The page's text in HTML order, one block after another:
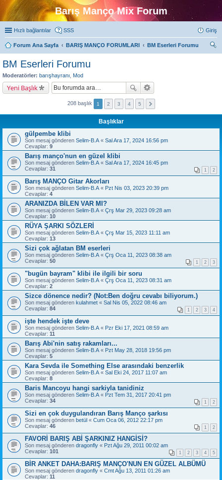
Barış Manço Mix Forum
Hızlı bağlantılar SSS Giriş
Forum Ana Sayfa BARIŞ MANÇO FORUMLARI
BM Eserleri Forumu
BM Eserleri Forumu
Moderatörler: barışhayranı Mod
Yeni Başlık
208 başlık 1 2 3 4 5
Başlıklar
gülpembe klibi
Son mesaj gönderen Selim-B.A « Sal Ara 17, 2024 16:56 pm
Cevaplar: 9
Barış manço'nun en güzel klibi
Son mesaj gönderen Selim-B.A « Sal Ara 17, 2024 16:45 pm
Cevaplar: 31 1 2
Barış MANÇO Gitar Akorları
Son mesaj gönderen Selim-B.A « Pzt Nis 03, 2023 20:39 pm
Cevaplar: 4
ARANIZDA BİLEN VAR MI?
Son mesaj gönderen Selim-B.A « Çrş Mar 29, 2023 09:28 am
Cevaplar: 10
RÜYA ŞARKI SÖZLERİ
Son mesaj gönderen Selim-B.A « Çrş Mar 15, 2023 11:11 am
Cevaplar: 13
Sizi çok ağlatan BM eserleri
Son mesaj gönderen Selim-B.A « Çrş Oca 11, 2023 08:38 am
Cevaplar: 50 1 2 3
"bugün bayram" klibi ile ilgili bir soru
Son mesaj gönderen Selim-B.A « Çrş Oca 11, 2023 08:31 am
Cevaplar: 2
Sizce dönence nedir? (Not:Ben doğru cevabı biliyorum.)
Son mesaj gönderen kulahmet « Sal Nis 05, 2022 08:46 am
Cevaplar: 84 1 2 3 4
işte hendek işte deve
Son mesaj gönderen Selim-B.A « Pzr Eki 17, 2021 08:59 am
Cevaplar: 11
Barış Abi'nin satış rakamları...
Son mesaj gönderen Selim-B.A « Pzt May 28, 2018 19:56 pm
Cevaplar: 5
Kara Sevda ile Something Else arasındaki benzerlik
Son mesaj gönderen Selim-B.A « Sal Eki 24, 2017 11:07 am
Cevaplar: 8
Baris Mancoyu hangi sarkiyla tanidiniz
Son mesaj gönderen Selim-B.A « Pzt Tem 31, 2017 20:41 pm
Cevaplar: 34 1 2
Sizi en çok duygulandıran Barış Manço şarkısı
Son mesaj gönderen betül « Cum Oca 06, 2012 22:17 pm
Cevaplar: 46 1 2
FAVORİ BARIŞ ABİ ŞARKINIZ HANGİSİ?
Son mesaj gönderen dragonfly « Pzt Ağu 29, 2011 00:02 am
Cevaplar: 101 1 2 3 4 5
BİR ANKET DAHA:BARIŞ MANÇO'NUN EN GÜZEL ALBÜMÜ
Son mesaj gönderen dragonfly « Cmt Ağu 13, 2011 01:26 am
Cevaplar: 11